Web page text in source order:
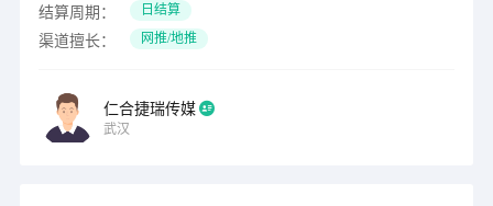
结算周期： 日结算
渠道擅长： 网推/地推
仁合捷瑞传媒
武汉